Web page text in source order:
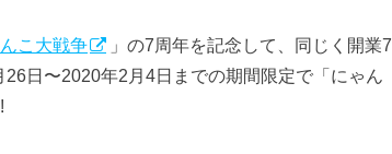
こ大戦争
」の7周年を記念して、同じく開業7
日〜2020年2月4日までの期間限定で「にゃん